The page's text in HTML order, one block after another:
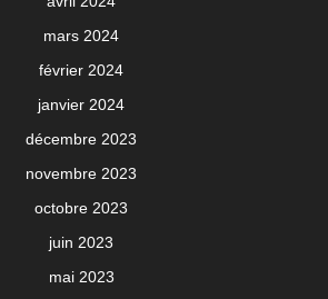
mars 2024
février 2024
janvier 2024
décembre 2023
novembre 2023
octobre 2023
juin 2023
mai 2023